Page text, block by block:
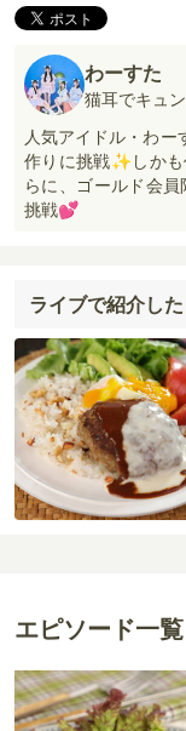
わーすた
猫耳でキュ
人気アイドル・わー
作りに挑戦✨しか
らに、ゴールド会
挑戦💕
ライブで紹介し
エピソード一覧